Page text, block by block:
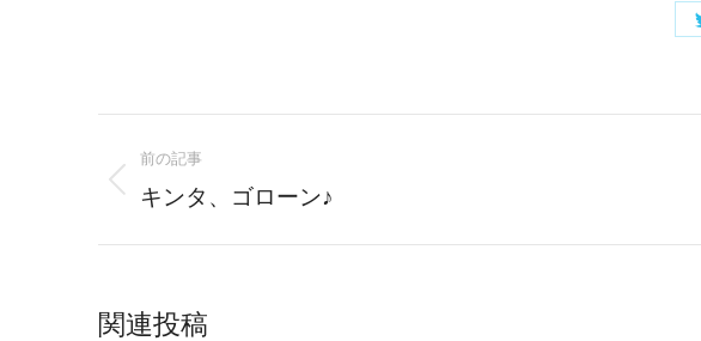
navigation
前の記事
Previous
キンタ、ゴローン♪
関連投稿